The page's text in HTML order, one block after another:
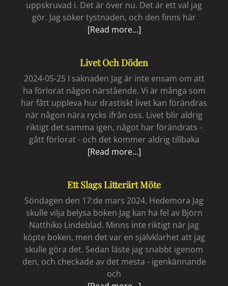
uppskruvad i. Det är över nu. Det är ett val jag
gör. Jag söker tystnaden, och den finns här
[Read more...]I
namn
Livet Och Döden
2024-05-25 I saknaden Jag är inte ensam om att
ha förlorat någon närstående. Vi är många som
har fått uppleva hur drastiskt livet kan förändras
när någon nära rycks ifrån oss. Livet blir aldrig
riktigt det samma igen, något har förändrats -
gått förlorat - och det kommer aldrig tillbaka
[Read more...]Livet
Ett Slags Litterärt Möte
Söndagen den 17:de mars 2024, Hedemora Jag
skulle vilja belysa boken Jag kan ha fel av Björn
Natthiko Lindeblad. Minns inte riktigt när jag
köpte boken, men det var en självklarhet att jag
skulle göra det. Sedan läste jag snabbt igenom
den, och checkade av det mesta - igenkännande
och